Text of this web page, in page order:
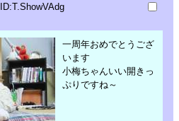
ID:T.ShowVAdg
一周年おめでとうござ
います
小梅ちゃんいい開きっ
ぷりですね～